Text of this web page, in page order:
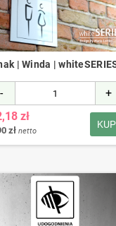
| Winda |
- +
KUP
zł
zł netto